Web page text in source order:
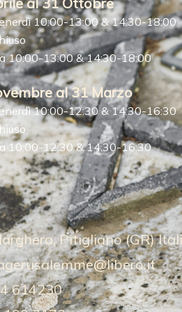
10:00-13:00 & 14:30-18:00
10:00-13:00 & 14:30-18:00
al 31 Marzo
10:00-12:30 & 14:30-16:30
10:00-12:30 & 14:30-16:30
Pitigliano (GR)
614230